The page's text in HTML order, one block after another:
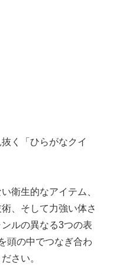
く「ひらがなクイ
衛生的なアイテム、
、そして力強い体さ
ルの異なる3つの表
頭の中でつなぎ合わ
さい。